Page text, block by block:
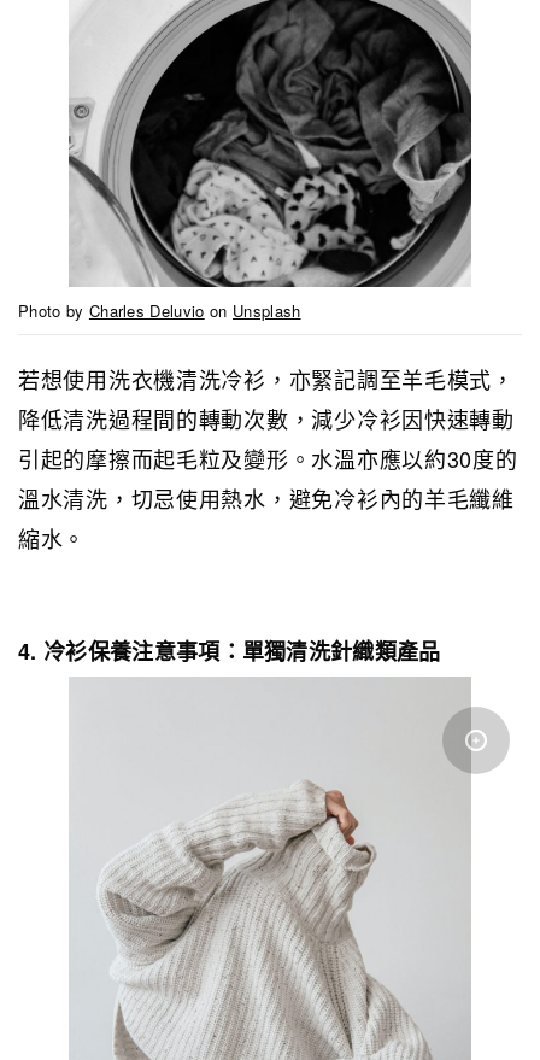
Photo by Charles Deluvio on Unsplash
若想使用洗衣機清洗冷衫，亦緊記調至羊毛模式，
降低清洗過程間的轉動次數，減少冷衫因快速轉動
引起的摩擦而起毛粒及變形。水溫亦應以約30度的
溫水清洗，切忌使用熱水，避免冷衫內的羊毛纖維
縮水。
4. 冷衫保養注意事項：單獨清洗針織類產品